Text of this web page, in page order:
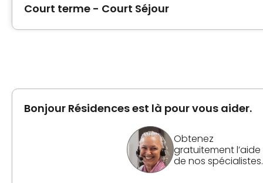
Court terme - Court Séjour
Inclusions
Bracelet / Tirette d'urgence
Espace de rangement
Bonjour Résidences est là pour vous aider.
Obtenez
gratuitement l’aide
de nos spécialistes.